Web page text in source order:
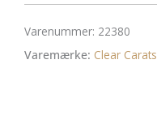
Varenummer: 22380
Varemærke: Clear Carats